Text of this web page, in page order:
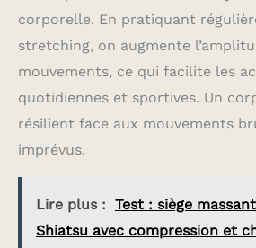
corporelle. En pratiquant
stretching, on augmente
mouvements, ce qui facilite les
quotidiennes et sportives. Un
résilient face aux mouvements
imprévus.
Lire plus : Test : siège
Shiatsu avec compression et